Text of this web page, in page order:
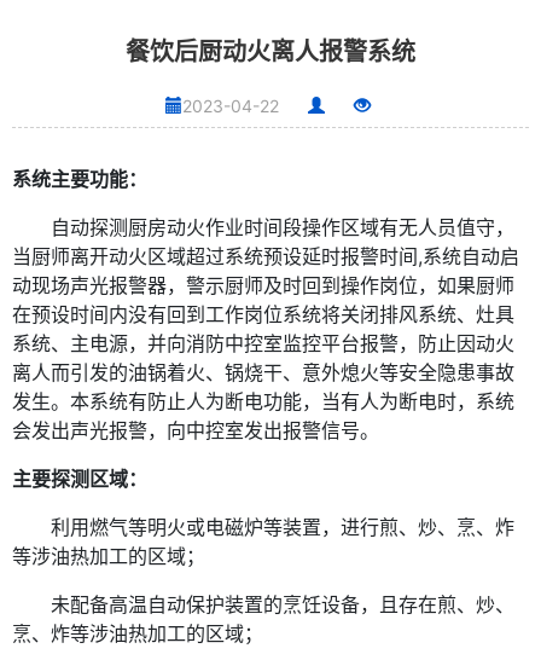
餐饮后厨动火离人报警系统
2023-04-22
系统主要功能：
自动探测厨房动火作业时间段操作区域有无人员值守，
当厨师离开动火区域超过系统预设延时报警时间,系统自动启
动现场声光报警器，警示厨师及时回到操作岗位，如果厨师
在预设时间内没有回到工作岗位系统将关闭排风系统、灶具
系统、主电源，并向消防中控室监控平台报警，防止因动火
离人而引发的油锅着火、锅烧干、意外熄火等安全隐患事故
发生。本系统有防止人为断电功能，当有人为断电时，系统
会发出声光报警，向中控室发出报警信号。
主要探测区域：
利用燃气等明火或电磁炉等装置，进行煎、炒、烹、炸
等涉油热加工的区域；
未配备高温自动保护装置的烹饪设备，且存在煎、炒、
烹、炸等涉油热加工的区域；